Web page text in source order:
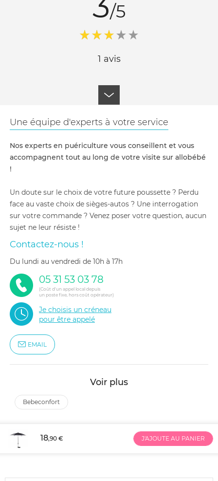
/5
1 avis
Une équipe d'experts à votre service
Nos experts en puériculture vous conseillent et vous
accompagnent tout au long de votre visite sur allobébé
!
Un doute sur le choix de votre future poussette ? Perdu
face au vaste choix de sièges-autos ? Une interrogation
sur votre commande ? Venez poser votre question, aucun
sujet ne leur résiste !
Contactez-nous !
du lundi au vendredi de 10h à 17h
05 31 53 03 78
(Coût d'un appel local depuis
un poste fixe, hors coût opérateur)
Je choisis un créneau
pour être appelé
EMAIL
Voir plus
bebeconfort
18,90 € J'AJOUTE AU PANIER